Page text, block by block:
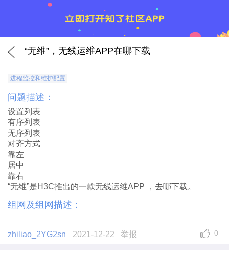
“无维”，无线运维APP在哪下载
进程监控和维护配置
问题描述：
设置列表
有序列表
无序列表
对齐方式
靠左
居中
靠右
“无维”是H3C推出的一款无线运维APP ，去哪下载。
组网及组网描述：
zhiliao_2YG2sn 2021-12-22 举报 0